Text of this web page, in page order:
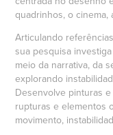
quadrinhos, o cinema,
Articulando
sua pesquisa
meio da narrativa, da
explorando
Desenvolve pinturas
rupturas e elementos
movimento,